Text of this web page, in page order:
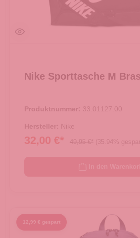
Nike Sporttasche M
Produktnummer: 33.01127.00
Hersteller: Nike
32,00 €* 49,95 €* (35.94%
12,99 € gespart